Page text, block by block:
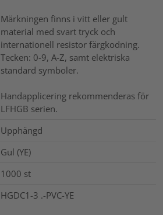
Märkningen finns i vitt eller gult
material med svart tryck och
internationell resistor färgkodning.
Tecken: 0-9, A-Z, samt elektriska
standard symboler.
Handapplicering rekommenderas för
LFHGB serien.
Upphängd
Gul (YE)
1000 st
HGDC1-3 .-PVC-YE